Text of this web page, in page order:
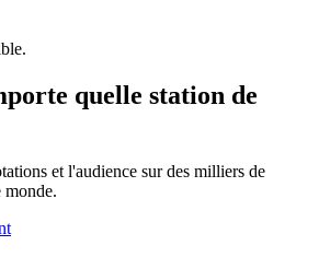
quelle station de
et l'audience sur des milliers de
monde.